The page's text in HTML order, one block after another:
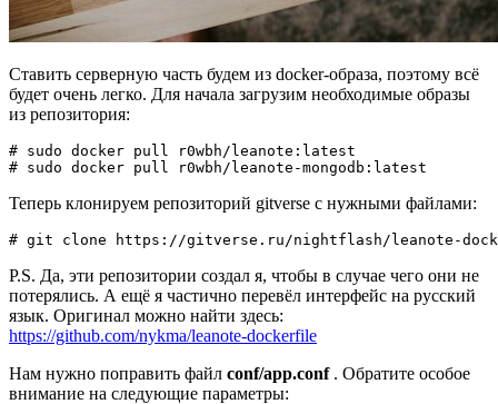
Ставить серверную часть будем из docker-образа, поэтому всё
будет очень легко. Для начала загрузим необходимые образы
из репозитория:
# sudo docker pull r0wbh/leanote:latest
# sudo docker pull r0wbh/leanote-mongodb:latest
Теперь клонируем репозиторий gitverse с нужными файлами:
# git clone https://gitverse.ru/nightflash/leanote-
P.S. Да, эти репозитории создал я, чтобы в случае чего они не
потерялись. А ещё я частично перевёл интерфейс на русский
язык. Оригинал можно найти здесь:
https://github.com/nykma/leanote-dockerfile
Нам нужно поправить файл conf/app.conf. Обратите особое
внимание на следующие параметры: